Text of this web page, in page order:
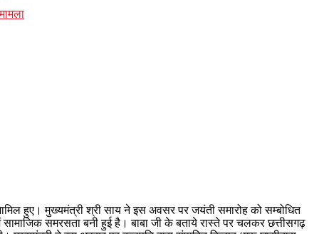
हुए। मुख्यमंत्री श्री साय ने इस अवसर पर जयंती समारोह को सम्बोधित
समरसता बनी हुई है। बाबा जी के बताये रास्ते पर चलकर छत्तीसगढ़